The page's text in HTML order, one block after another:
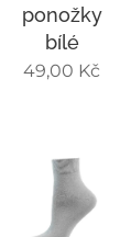
ponožky
bílé
49,00 Kč